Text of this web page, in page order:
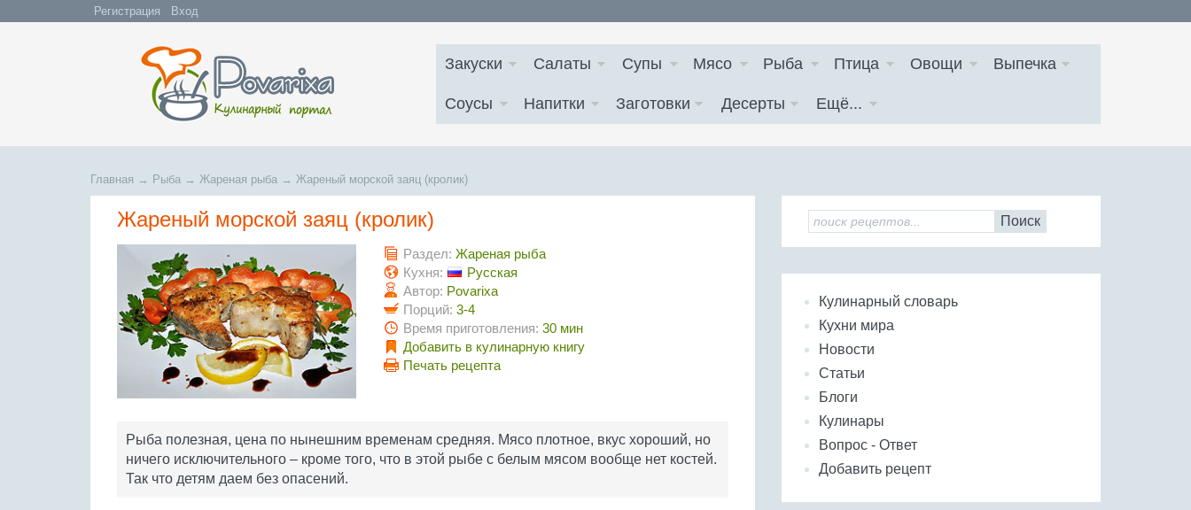
Регистрация Вход
Закуски Салаты Супы Мясо Рыба Птица Овощи Выпечка
Соусы Напитки Заготовки Десерты Ещё...
Главная → Рыба → Жареная рыба → Жареный морской заяц (кролик)
Жареный морской заяц (кролик)
Раздел: Жареная рыба
Кухня:
Русская
Автор: Povarixa
Порций: 3-4
Время приготовления: 30 мин
Добавить в кулинарную книгу
Печать рецепта
Рыба полезная, цена по нынешним временам средняя. Мясо плотное, вкус хороший, но
ничего исключительного – кроме того, что в этой рыбе с белым мясом вообще нет костей.
Так что детям даем без опасений.
Поиск
Кулинарный словарь
Кухни мира
Новости
Статьи
Блоги
Кулинары
Вопрос - Ответ
Добавить рецепт